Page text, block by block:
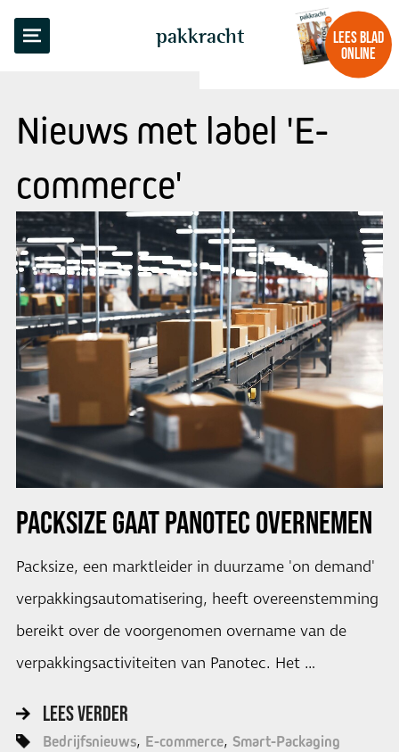
pakkracht
LEES BLAD
ONLINE
Nieuws met label 'E-
commerce'
PACKSIZE GAAT PANOTEC OVERNEMEN
Packsize, een marktleider in duurzame 'on demand'
verpakkingsautomatisering, heeft overeenstemming
bereikt over de voorgenomen overname van de
verpakkingsactiviteiten van Panotec. Het …
LEES VERDER
Bedrijfsnieuws E-commerce Smart-Packaging